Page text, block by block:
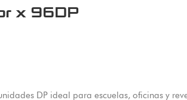
x 96DP
DP ideal para escuelas, oficinas y